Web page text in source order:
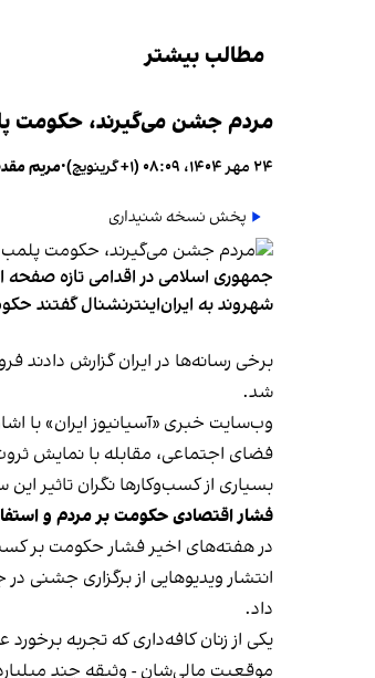
مطالب بیشتر
مردم جشن می‌گیرند، حکومت
۲۴ مهر ۱۴۰۴، ۰۸:۰۹ (‎+۱ گرینویچ) •مریم
پخش نسخه شنیداری
جمهوری اسلامی در اقدامی تازه
شهروند به ایران‌اینترنشنال گفتند
شد.
وب‌سایت خبری «آسیانیوز ایران» با
فضای اجتماعی، مقابله با نمایش
بسیاری از کسب‌وکارها نگران تاثیر
فشار اقتصادی حکومت بر مردم و
در هفته‌های اخیر فشار حکومت بر
انتشار ویدیوهایی از برگزاری جشنی
داد.
یکی از زنان کافه‌داری که تجربه
موقعیت مالی‌شان - وثیقه چند